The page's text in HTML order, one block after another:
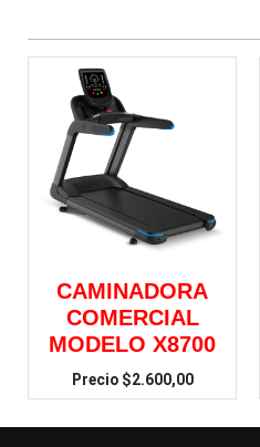
CAMINADORA
COMERCIAL
MODELO X8700
$2.600,00